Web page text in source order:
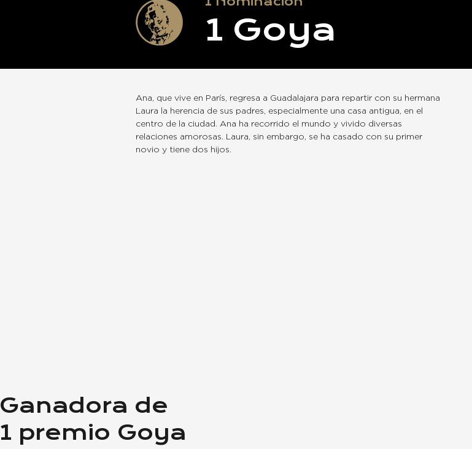
1 Goya
Ana, que vive en París, regresa a Guadalajara para repartir con su hermana
Laura la herencia de sus padres, especialmente una casa antigua, en el
centro de la ciudad. Ana ha recorrido el mundo y vivido diversas
relaciones amorosas. Laura, sin embargo, se ha casado con su primer
novio y tiene dos hijos.
Ganadora de
1 premio Goya